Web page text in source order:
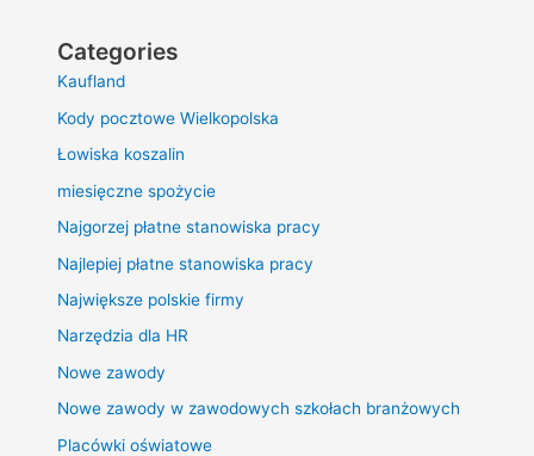
Categories
Kaufland
Kody pocztowe Wielkopolska
Łowiska koszalin
miesięczne spożycie
Najgorzej płatne stanowiska pracy
Najlepiej płatne stanowiska pracy
Największe polskie firmy
Narzędzia dla HR
Nowe zawody
Nowe zawody w zawodowych szkołach branżowych
Placówki oświatowe